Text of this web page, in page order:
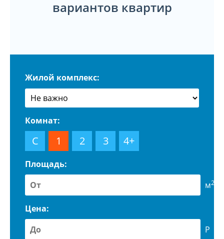
вариантов квартир
Жилой комплекс:
Комнат:
С 1 2 3 4+
Площадь:
м2
Цена:
Р